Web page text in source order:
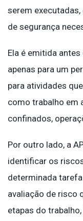
serem
de segurança
Ela é emitida
apenas para um
para atividades
como trabalho em
confinados,
Por outro lado, a
identificar os
determinada
avaliação de risco
etapas do